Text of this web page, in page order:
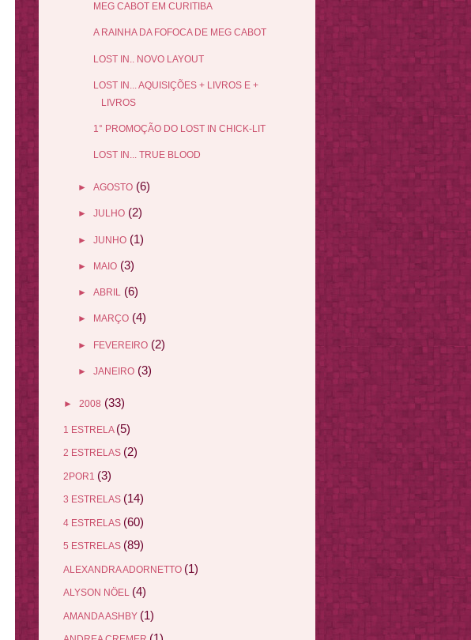
MEG CABOT EM CURITIBA
A RAINHA DA FOFOCA DE MEG CABOT
LOST IN.. NOVO LAYOUT
LOST IN... AQUISIÇÕES + LIVROS E +
LIVROS
1° PROMOÇÃO DO LOST IN CHICK-LIT
LOST IN... TRUE BLOOD
► AGOSTO (6)
► JULHO (2)
► JUNHO (1)
► MAIO (3)
► ABRIL (6)
► MARÇO (4)
► FEVEREIRO (2)
► JANEIRO (3)
► 2008 (33)
1 ESTRELA (5)
2 ESTRELAS (2)
2POR1 (3)
3 ESTRELAS (14)
4 ESTRELAS (60)
5 ESTRELAS (89)
ALEXANDRA ADORNETTO (1)
ALYSON NÖEL (4)
AMANDA ASHBY (1)